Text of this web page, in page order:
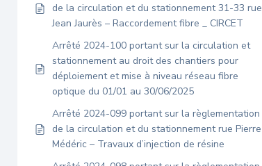
de la circulation et du stationnement 31-33 rue
Jean Jaurès – Raccordement fibre _ CIRCET
Arrêté 2024-100 portant sur la circulation et
stationnement au droit des chantiers pour
déploiement et mise à niveau réseau fibre
optique du 01/01 au 30/06/2025
Arrêté 2024-099 portant sur la règlementation
de la circulation et du stationnement rue Pierre
Médéric – Travaux d’injection de résine